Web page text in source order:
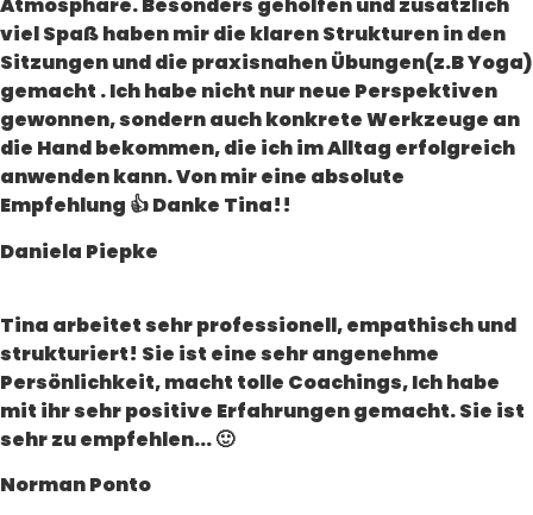
Atmosphäre. Besonders geholfen und zusätzlich
viel Spaß haben mir die klaren Strukturen in den
Sitzungen und die praxisnahen Übungen(z.B Yoga)
gemacht . Ich habe nicht nur neue Perspektiven
gewonnen, sondern auch konkrete Werkzeuge an
die Hand bekommen, die ich im Alltag erfolgreich
anwenden kann. Von mir eine absolute
Empfehlung 👍 Danke Tina!!
Daniela Piepke
Tina arbeitet sehr professionell, empathisch und
strukturiert! Sie ist eine sehr angenehme
Persönlichkeit, macht tolle Coachings, Ich habe
mit ihr sehr positive Erfahrungen gemacht. Sie ist
sehr zu empfehlen... 🙂
Norman Ponto